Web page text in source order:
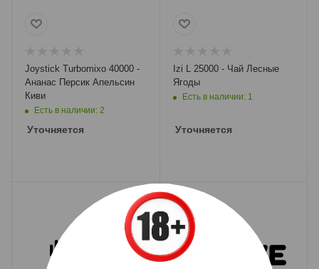
Joystick Turbomixo 40000 -
Ананас Персик Апельсин
Киви
Есть в наличии: 2
Уточняется
Izi L 25000 - Чай Лесные
Ягоды
Есть в наличии: 1
Уточняется